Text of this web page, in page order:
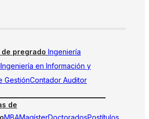
pregrado Ingeniería
Ingeniería en Información y
GestiónContador Auditor
de
MBAMagísterDoctoradosPostítulos